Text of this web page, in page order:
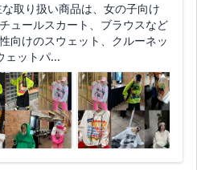
取り扱い商品は、女の子向け
ュールスカート、ブラウスなど
向けのスウェット、クルーネッ
ェットパ...